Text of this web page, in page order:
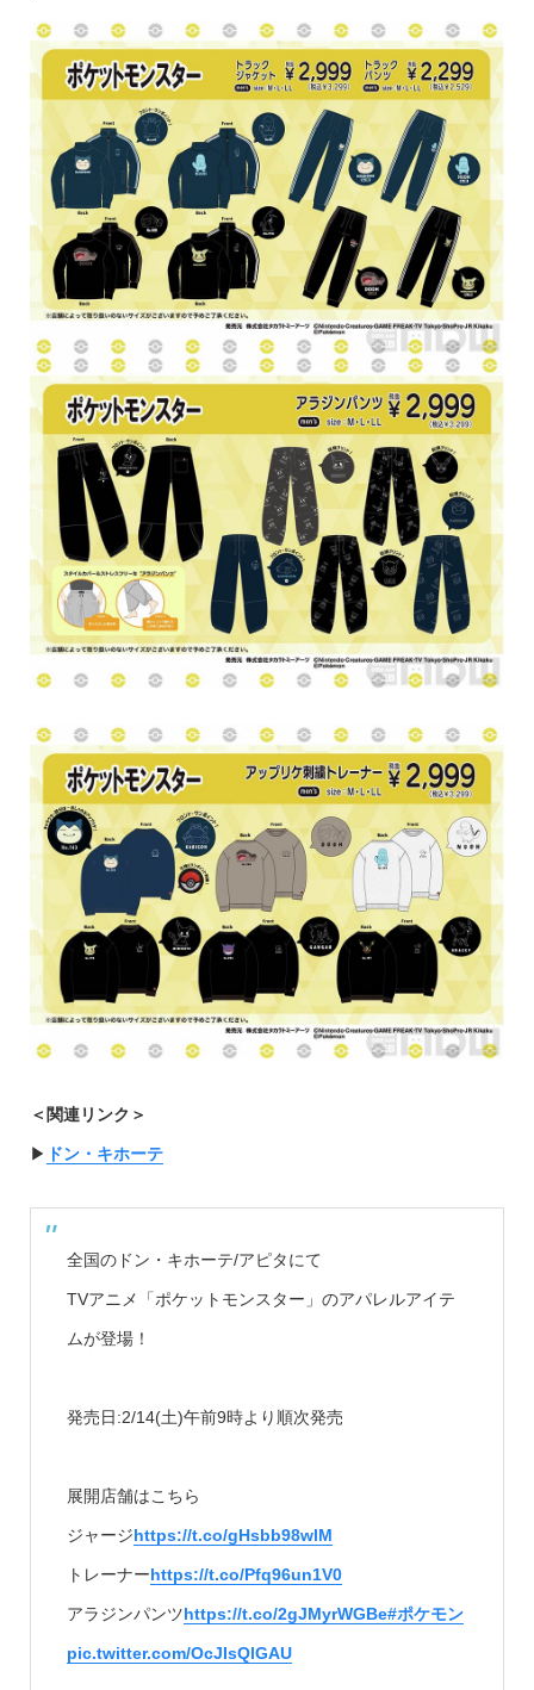
＜関連リンク＞
▶︎ ドン・キホーテ
全国のドン・キホーテ/アピタにて
TVアニメ「ポケットモンスター」のアパレルアイテ
ムが登場！
発売日:2/14(土)午前9時より順次発売
展開店舗はこちら
ジャージhttps://t.co/gHsbb98wlM
トレーナーhttps://t.co/Pfq96un1V0
アラジンパンツhttps://t.co/2gJMyrWGBe#ポケモン
pic.twitter.com/OcJIsQlGAU